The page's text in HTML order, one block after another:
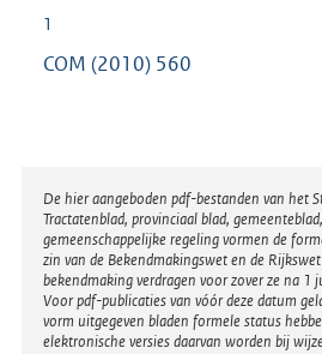
1
COM (2010) 560
Disclaimer
De hier aangeboden pdf-bestanden van het
Tractatenblad, provinciaal blad,
gemeenschappelijke regeling vormen de
zin van de Bekendmakingswet en de
bekendmaking verdragen voor zover ze na 1
Voor pdf-publicaties van vóór deze datum
vorm uitgegeven bladen formele status
elektronische versies daarvan worden bij